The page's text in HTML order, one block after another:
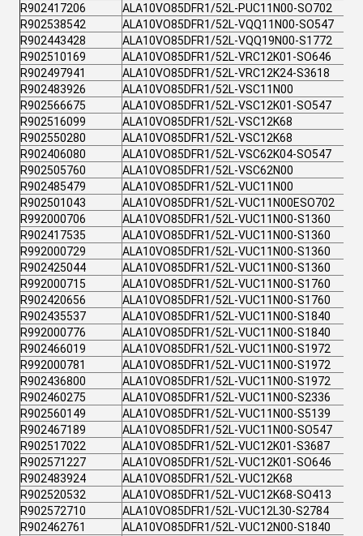
R902417206
ALA10VO85DFR1/52L-PUC11N00-SO702
R902538542
ALA10VO85DFR1/52L-VQQ11N00-SO547
R902443428
ALA10VO85DFR1/52L-VQQ19N00-S1772
R902510169
ALA10VO85DFR1/52L-VRC12K01-SO646
R902497941
ALA10VO85DFR1/52L-VRC12K24-S3618
R902483926
ALA10VO85DFR1/52L-VSC11N00
R902566675
ALA10VO85DFR1/52L-VSC12K01-SO547
R902516099
ALA10VO85DFR1/52L-VSC12K68
R902550280
ALA10VO85DFR1/52L-VSC12K68
R902406080
ALA10VO85DFR1/52L-VSC62K04-SO547
R902505760
ALA10VO85DFR1/52L-VSC62N00
R902485479
ALA10VO85DFR1/52L-VUC11N00
R902501043
ALA10VO85DFR1/52L-VUC11N00ESO702
R992000706
ALA10VO85DFR1/52L-VUC11N00-S1360
R902417535
ALA10VO85DFR1/52L-VUC11N00-S1360
R992000729
ALA10VO85DFR1/52L-VUC11N00-S1360
R902425044
ALA10VO85DFR1/52L-VUC11N00-S1360
R992000715
ALA10VO85DFR1/52L-VUC11N00-S1760
R902420656
ALA10VO85DFR1/52L-VUC11N00-S1760
R902435537
ALA10VO85DFR1/52L-VUC11N00-S1840
R992000776
ALA10VO85DFR1/52L-VUC11N00-S1840
R902466019
ALA10VO85DFR1/52L-VUC11N00-S1972
R992000781
ALA10VO85DFR1/52L-VUC11N00-S1972
R902436800
ALA10VO85DFR1/52L-VUC11N00-S1972
R902460275
ALA10VO85DFR1/52L-VUC11N00-S2336
R902560149
ALA10VO85DFR1/52L-VUC11N00-S5139
R902467189
ALA10VO85DFR1/52L-VUC11N00-SO547
R902517022
ALA10VO85DFR1/52L-VUC12K01-S3687
R902571227
ALA10VO85DFR1/52L-VUC12K01-SO646
R902483924
ALA10VO85DFR1/52L-VUC12K68
R902520532
ALA10VO85DFR1/52L-VUC12K68-SO413
R902572710
ALA10VO85DFR1/52L-VUC12L30-S2784
R902462761
ALA10VO85DFR1/52L-VUC12N00-S1840